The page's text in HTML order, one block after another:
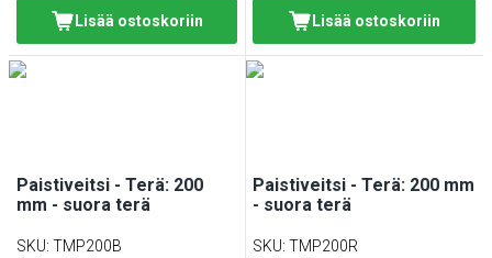
Lisää ostoskoriin Lisää ostoskoriin
Paistiveitsi - Terä: 200
mm - suora terä
SKU: TMP200B
Paistiveitsi - Terä: 200 mm
- suora terä
SKU:TMP200R